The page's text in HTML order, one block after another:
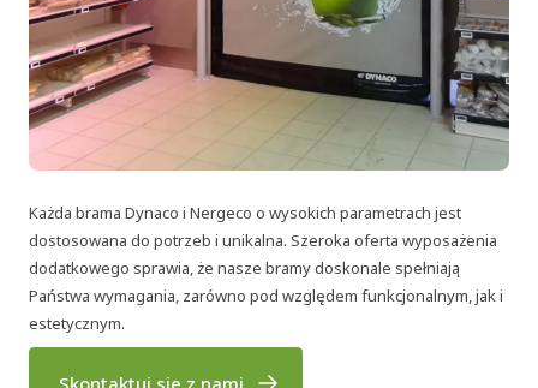
Każda brama Dynaco i Nergeco o wysokich parametrach jest
dostosowana do potrzeb i unikalna. Szeroka oferta wyposażenia
dodatkowego sprawia, że nasze bramy doskonale spełniają
Państwa wymagania, zarówno pod względem funkcjonalnym, jak i
estetycznym.
Skontaktuj się z nami